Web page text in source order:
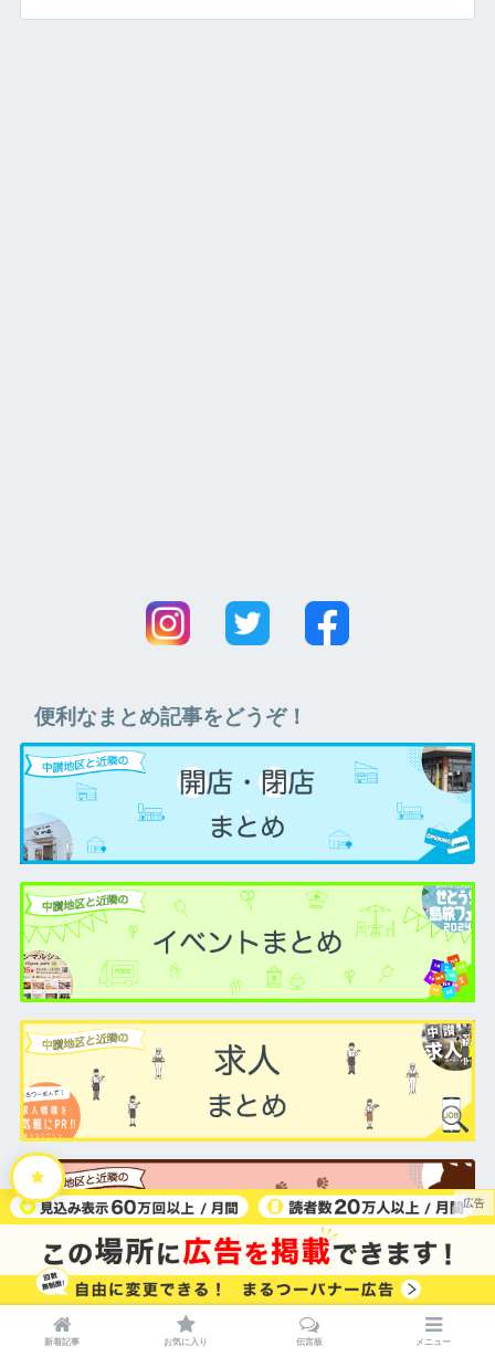
便利なまとめ記事をどうぞ！
デイリー人気記事
新着記事 お気に入り 伝言板 メニュー